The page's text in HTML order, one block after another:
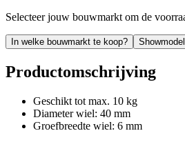
Selecteer jouw bouwmarkt om de
In welke bouwmarkt te koop?
Productomschrijving
Geschikt tot max. 10 kg
Diameter wiel: 40 mm
Groefbreedte wiel: 6 mm